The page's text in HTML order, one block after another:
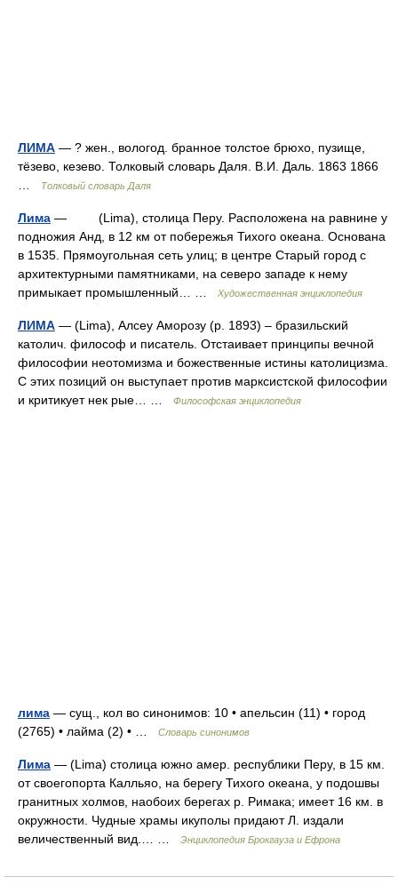
ЛИМА — ? жен., вологод. бранное толстое брюхо, пузище,
тёзево, кезево. Толковый словарь Даля. В.И. Даль. 1863 1866
Толковый словарь Даля
Лима — (Lima), столица Перу. Расположена на равнине у
подножия Анд, в 12 км от побережья Тихого океана. Основана
в 1535. Прямоугольная сеть улиц; в центре Старый город с
архитектурными памятниками, на северо западе к нему
примыкает промышленный… …
Художественная энциклопедия
ЛИМА — (Lima), Алсеу Аморозу (р. 1893) – бразильский
католич. философ и писатель. Отстаивает принципы вечной
философии неотомизма и божественные истины католицизма.
С этих позиций он выступает против марксистской философии
и критикует нек рые… …
Философская энциклопедия
лима — сущ., кол во синонимов: 10 • апельсин (11) • город
(2765) • лайма (2) • …
Словарь синонимов
Лима — (Lima) столица южно амер. республики Перу, в 15 км.
от своегопорта Калльяо, на берегу Тихого океана, у подошвы
гранитных холмов, наобоих берегах р. Римака; имеет 16 км. в
окружности. Чудные храмы икуполы придают Л. издали
величественный вид.… …
Энциклопедия Брокгауза и Ефрона